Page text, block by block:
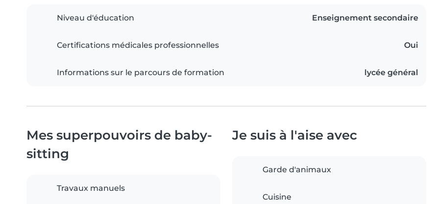
Niveau d'éducation Enseignement secondaire
Certifications médicales professionnelles Oui
Informations sur le parcours de formation lycée général
Mes superpouvoirs de baby-
sitting
Travaux manuels
Je suis à l'aise avec
Garde d'animaux
Cuisine